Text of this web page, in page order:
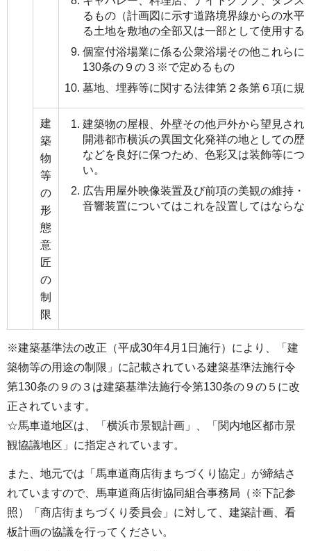
るもの（計画図に示す道路境界線からの水平
る土地を敷地の全部又は一部として使用する
個室付浴場業に係る公衆浴場その他これらに
130条の９の３※で定めるもの
墓地、埋葬等に関する法律第２条第６項に規
建
築
物
等
の
形
態
意
匠
の
制
限
建築物の屋根、外壁その他戸外から望見され
開港都市横浜の異国文化発祥の地としての歴
などを良好に保つため、色彩又は装飾等につ
い。
広告用屋外映像装置及び前項の美観の維持・
音響装置についてはこれを設置してはならな
※建築基準法の改正（平成30年4月1日施行）により、「建
築物等の用途の制限」に記載されている建築基準法施行令
第130条の９の３は建築基準法施行令第130条の９の５に改
正されています。
☆馬車道地区は、「横浜市景観計画」、「関内地区都市景
観協議地区」に指定されています。
また、地元では「馬車道商店街まちづくり協定」が締結さ
れていますので、馬車道商店街協同組合事務局（※下記参
照）「商店街まちづくり委員会」に対して、建築計画、看
板計画の協議を行ってください。